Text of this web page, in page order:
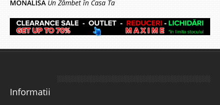
MONALISA Un Zâmbet în Casa Ta
Informatii